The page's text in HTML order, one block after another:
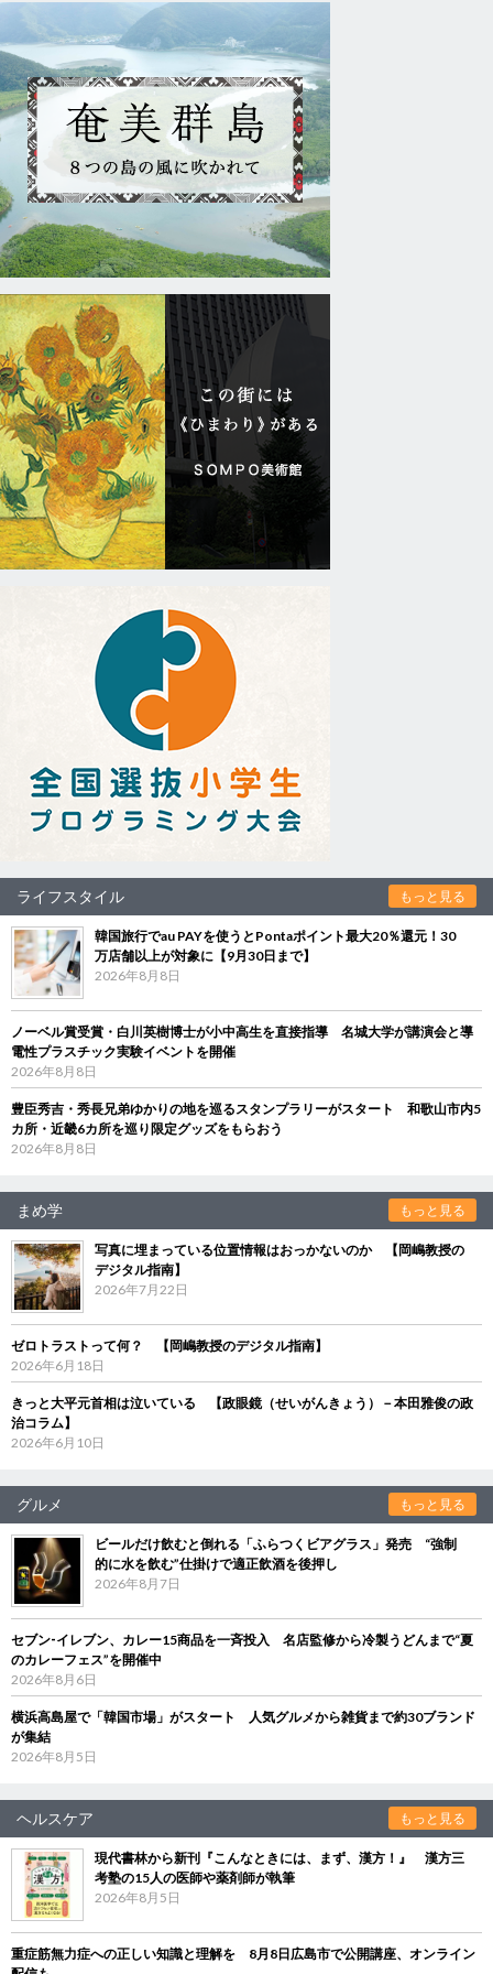
ライフスタイル もっと見る
韓国旅行でau PAYを使うとPontaポイント最大20％還元！30
万店舗以上が対象に【9月30日まで】
2026年8月8日
ノーベル賞受賞・白川英樹博士が小中高生を直接指導 名城大学が講演会と導
電性プラスチック実験イベントを開催
2026年8月8日
豊臣秀吉・秀長兄弟ゆかりの地を巡るスタンプラリーがスタート 和歌山市内5
カ所・近畿6カ所を巡り限定グッズをもらおう
2026年8月8日
まめ学 もっと見る
写真に埋まっている位置情報はおっかないのか 【岡嶋教授の
デジタル指南】
2026年7月22日
ゼロトラストって何？ 【岡嶋教授のデジタル指南】
2026年6月18日
きっと大平元首相は泣いている 【政眼鏡（せいがんきょう）－本田雅俊の政
治コラム】
2026年6月10日
グルメ もっと見る
ビールだけ飲むと倒れる「ふらつくビアグラス」発売 “強制
的に水を飲む”仕掛けで適正飲酒を後押し
2026年8月7日
セブン‐イレブン、カレー15商品を一斉投入 名店監修から冷製うどんまで“夏
のカレーフェス”を開催中
2026年8月6日
横浜高島屋で「韓国市場」がスタート 人気グルメから雑貨まで約30ブランド
が集結
2026年8月5日
ヘルスケア もっと見る
現代書林から新刊『こんなときには、まず、漢方！』 漢方三
考塾の15人の医師や薬剤師が執筆
2026年8月5日
重症筋無力症への正しい知識と理解を 8月8日広島市で公開講座、オンライン